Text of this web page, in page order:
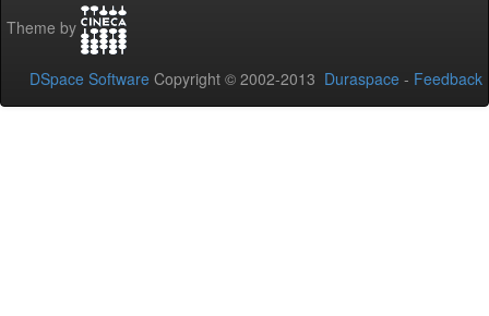
Theme by
DSpace Software Copyright © 2002-2013 Duraspace - Feedback